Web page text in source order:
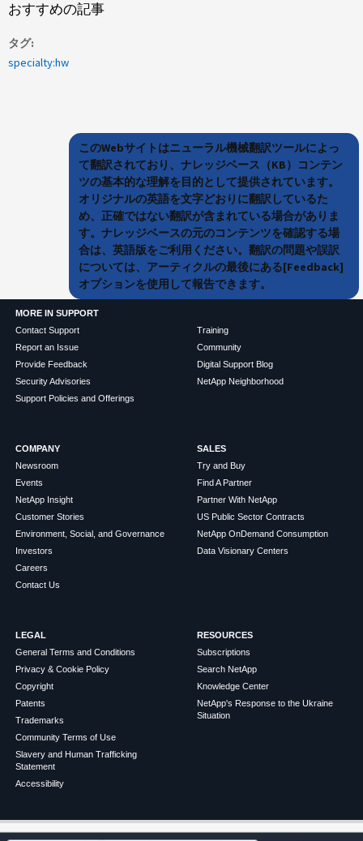
おすすめの記事
タグ
specialty:hw
このWebサイトはニューラル機械翻訳ツールによっ
て翻訳されており、ナレッジベース（KB）コンテン
ツの基本的な理解を目的として提供されています。
オリジナルの英語を文字どおりに翻訳しているた
め、正確ではない翻訳が含まれている場合がありま
す。ナレッジベースの元のコンテンツを確認する場
合は、英語版をご利用ください。翻訳の問題や誤訳
については、アーティクルの最後にある[Feedback]
オプションを使用して報告できます。
MORE IN SUPPORT
Contact Support
Report an Issue
Provide Feedback
Security Advisories
Support Policies and Offerings
Training
Community
Digital Support Blog
NetApp Neighborhood
COMPANY
Newsroom
Events
NetApp Insight
Customer Stories
Environment, Social, and Governance
Investors
Careers
Contact Us
SALES
Try and Buy
Find A Partner
Partner With NetApp
US Public Sector Contracts
NetApp OnDemand Consumption
Data Visionary Centers
LEGAL
General Terms and Conditions
Privacy & Cookie Policy
Copyright
Patents
Trademarks
Community Terms of Use
Slavery and Human Trafficking
Statement
Accessibility
RESOURCES
Subscriptions
Search NetApp
Knowledge Center
NetApp's Response to the Ukraine
Situation